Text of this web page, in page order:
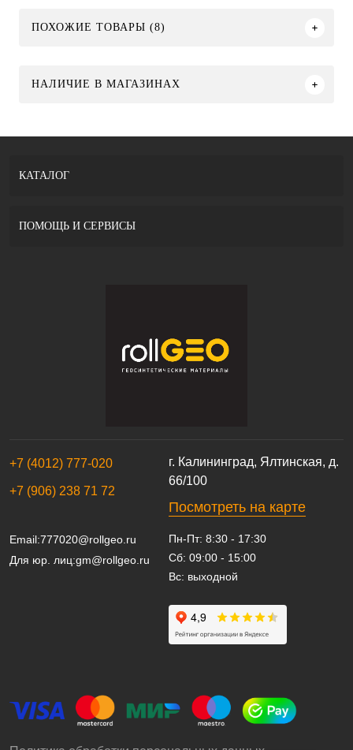
ПОХОЖИЕ ТОВАРЫ (8)
НАЛИЧИЕ В МАГАЗИНАХ
г. Калининград, Ялтинская, д.
66/100
Посмотреть на карте
+7 (4012) 777-020
+7 (906) 238 71 72
Email:777020@rollgeo.ru
Для юр. лиц:gm@rollgeo.ru
Пн-Пт: 8:30 - 17:30
Сб: 09:00 - 15:00
Вс: выходной
КАТАЛОГ
ПОМОЩЬ И СЕРВИСЫ